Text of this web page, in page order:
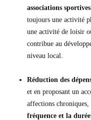
associations
toujours une activité
une activité de loisir
contribue au
niveau local.
Réduction des
et en proposant un
affections
fréquence et la